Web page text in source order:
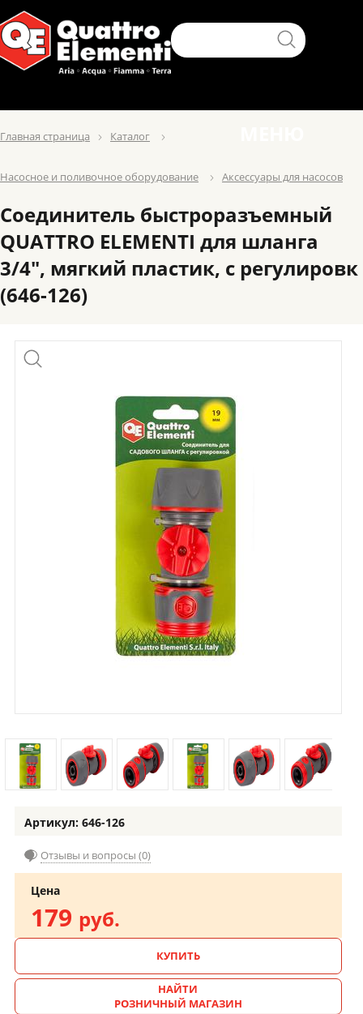
Главная страница Каталог
Насосное и поливочное оборудование Аксессуары для насосов
Соединитель быстроразъемный
QUATTRO ELEMENTI для шланга
3/4", мягкий пластик, с регулировк
(646-126)
Артикул: 646-126
Отзывы и вопросы (0)
Цена
179 руб.
КУПИТЬ
НАЙТИ
РОЗНИЧНЫЙ МАГАЗИН